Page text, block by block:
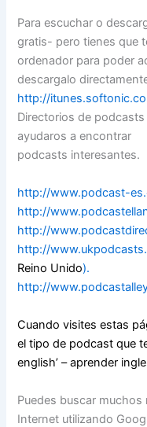
Para escuchar o
gratis- pero tienes que
ordenador para poder
descargalo
http://
Directorios de
ayudaros a encontrar
podcasts interesantes.
http://www.podcast-
http://
http://
http://
Reino Unido).
http://
Cuando visites estas
el tipo de podcast que
english’ – aprender
Puedes buscar
Internet utilizando